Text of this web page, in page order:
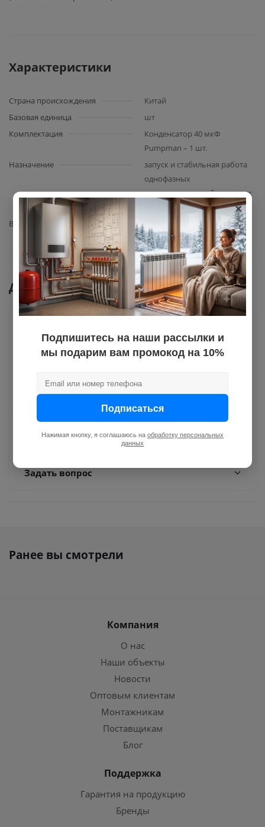
Характеристики
Страна происхождения
Китай
Базовая единица
шт
Комплектация
Конденсатор 40 мкФ
Pumpman – 1 шт.
Назначение
запуск и стабильная работа
однофазных
электродвигателей насосных
Вид запчасти
Документы
Отзывы
Задать вопрос
Ранее вы смотрели
Компания
О нас
Наши объекты
Новости
Оптовым клиентам
Монтажникам
Поставщикам
Блог
Поддержка
Гарантия на продукцию
Бренды
×
Подпишитесь на наши рассылки и
мы подарим вам промокод на 10%
Подписаться
Нажимая кнопку, я соглашаюсь на обработку персональных
данных